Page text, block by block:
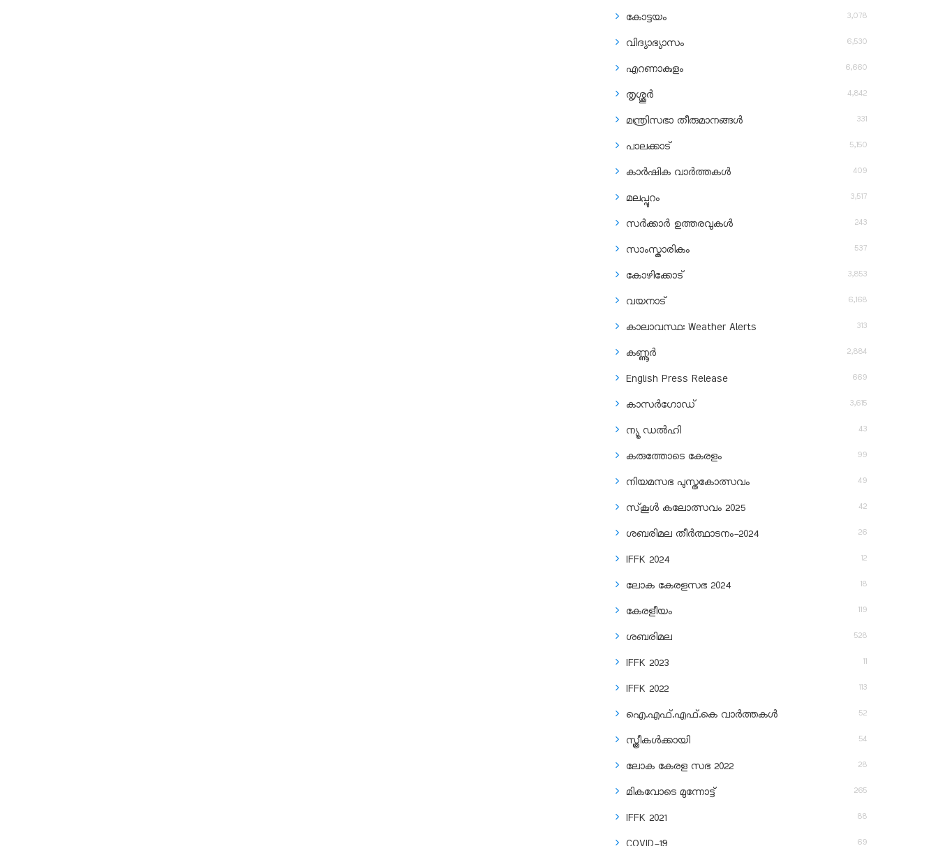
കോട്ടയം 3,078
വിദ്യാഭ്യാസം 6,530
എറണാകുളം 6,660
തൃശ്ശൂർ 4,842
മന്ത്രിസഭാ തീരുമാനങ്ങൾ 331
പാലക്കാട് 5,150
കാർഷിക വാർത്തകൾ 409
മലപ്പുറം 3,517
സർക്കാർ ഉത്തരവുകൾ 243
സാംസ്കാരികം 537
കോഴിക്കോട് 3,853
വയനാട് 6,168
കാലാവസ്ഥ: Weather Alerts 313
കണ്ണൂർ 2,884
English Press Release 669
കാസർഗോഡ് 3,615
ന്യൂ ഡൽഹി 43
കരുത്തോടെ കേരളം 99
നിയമസഭ പുസ്തകോത്സവം 49
സ്‌കൂൾ കലോത്സവം 2025 42
ശബരിമല തീര്‍ത്ഥാടനം-2024 26
IFFK 2024 12
ലോക കേരളസഭ 2024 18
കേരളീയം 119
ശബരിമല 528
IFFK 2023 11
IFFK 2022 113
ഐ.എഫ്.എഫ്.കെ വാർത്തകൾ 52
സ്ത്രീകൾക്കായി 54
ലോക കേരള സഭ 2022 28
മികവോടെ മുന്നോട്ട് 265
IFFK 2021 88
69